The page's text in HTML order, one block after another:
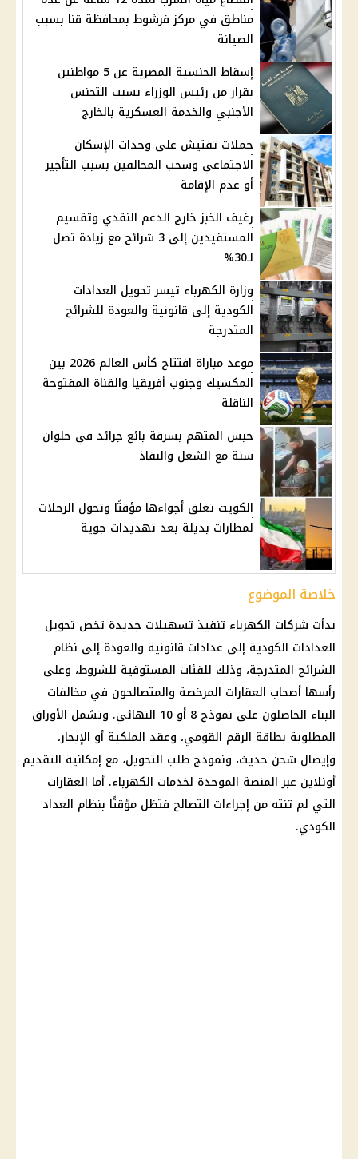
مناطق في مركز فرشوط بمحافظة قنا بسبب
الصيانة
إسقاط الجنسية المصرية عن 5 مواطنين
بقرار من رئيس الوزراء بسبب التجنس
الأجنبي والخدمة العسكرية بالخارج
حملات تفتيش على وحدات الإسكان
الاجتماعي وسحب المخالفين بسبب التأجير
أو عدم الإقامة
رغيف الخبز خارج الدعم النقدي وتقسيم
المستفيدين إلى 3 شرائح مع زيادة تصل
لـ30%
وزارة الكهرباء تيسر تحويل العدادات
الكودية إلى قانونية والعودة للشرائح
المتدرجة
موعد مباراة افتتاح كأس العالم 2026 بين
المكسيك وجنوب أفريقيا والقناة المفتوحة
الناقلة
حبس المتهم بسرقة بائع جرائد في حلوان
سنة مع الشغل والنفاذ
الكويت تغلق أجواءها مؤقتًا وتحول الرحلات
لمطارات بديلة بعد تهديدات جوية
خلاصة الموضوع
بدأت شركات الكهرباء تنفيذ تسهيلات جديدة تخص تحويل
العدادات الكودية إلى عدادات قانونية والعودة إلى نظام
الشرائح المتدرجة، وذلك للفئات المستوفية للشروط، وعلى
رأسها أصحاب العقارات المرخصة والمتصالحون في مخالفات
البناء الحاصلون على نموذج 8 أو 10 النهائي. وتشمل
الأوراق
المطلوبة بطاقة الرقم القومي، وعقد الملكية أو الإيجار،
وإيصال شحن حديث، ونموذج طلب التحويل، مع إمكانية التقديم
أونلاين عبر المنصة الموحدة لخدمات الكهرباء. أما العقارات
التي لم تنته من إجراءات التصالح فتظل مؤقتًا بنظام العداد
الكودي.